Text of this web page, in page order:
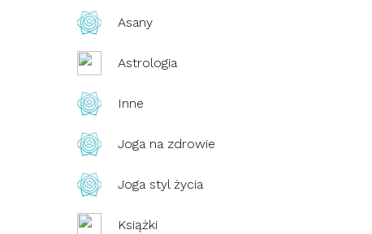
Asany
Astrologia
Inne
Joga na zdrowie
Joga styl życia
Książki